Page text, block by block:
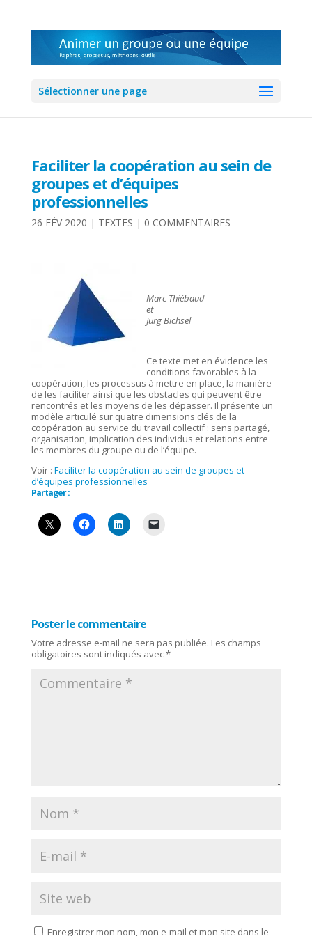
Sélectionner une page
Faciliter la coopération au sein de
groupes et d’équipes
professionnelles
26 FÉV 2020 | TEXTES | 0 COMMENTAIRES
Marc Thiébaud
et
Jürg Bichsel
Ce texte met en évidence les
conditions favorables à la
coopération, les processus à mettre en place, la manière
de les faciliter ainsi que les obstacles qui peuvent être
rencontrés et les moyens de les dépasser. Il présente un
modèle articulé sur quatre dimensions clés de la
coopération au service du travail collectif : sens partagé,
organisation, implication des individus et relations entre
les membres du groupe ou de l’équipe.
Voir : Faciliter la coopération au sein de groupes et
d’équipes professionnelles
Partager :
Poster le commentaire
Votre adresse e-mail ne sera pas publiée. Les champs
obligatoires sont indiqués avec*
Enregistrer mon nom, mon e-mail et mon site dans le